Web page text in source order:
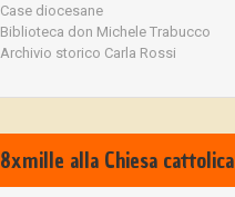
Case diocesane
Biblioteca don Michele Trabucco
Archivio storico Carla Rossi
8xmille alla Chiesa cattolica